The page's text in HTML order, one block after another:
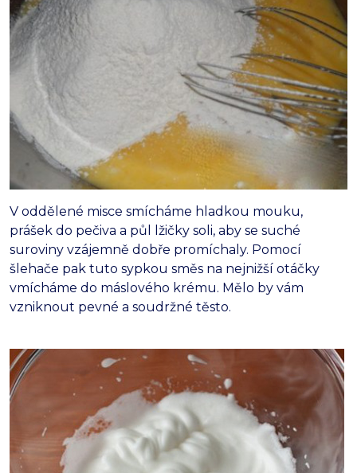
V oddělené misce smícháme hladkou mouku,
prášek do pečiva a půl lžičky soli, aby se suché
suroviny vzájemně dobře promíchaly. Pomocí
šlehače pak tuto sypkou směs na nejnižší otáčky
vmícháme do máslového krému. Mělo by vám
vzniknout pevné a soudržné těsto.